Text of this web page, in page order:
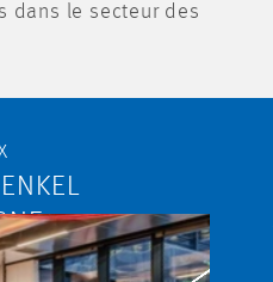
dans le secteur des